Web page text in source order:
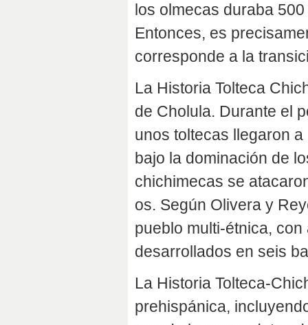
los olmecas duraba
Entonces, es
corresponde a la
La Historia Tolteca
de Cholula. Durante el
unos toltecas llegaron
bajo la dominación de
chichimecas se
os. Según Olivera y
pueblo multi-étnica,
desarrollados en seis
La Historia Tolteca-
prehispánica,